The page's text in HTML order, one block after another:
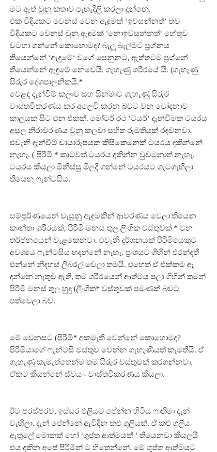
මට ඈත් වුනු කතාව පැහැදිලි කරලා දුන්නේ.
එක විදියකට වෙනස් වෙන ඇඳුමක් ‘ඉවසන්නත්‘ තව
විදියකට වෙනස් වුනු ඇඳුමක් ‘නොඉවසන්නත්‘ හේතුව
වටහා ගන්නේ කොහොමද? බැලූ බැල්මට ප‍්‍රශ්නය
තියෙන්නේ ‘ඇඳුමේ‘ වගේ පෙනුනට, ඇත්තටම ප‍්‍රශ්නේ
තියෙන්නේ ඇඳුමේ නෙවෙයි. ගැහැණු ශරීරයේ යි. (ගැහැණු
සිරුර දේශපාලනිකයි.*
වෙළඳ දැන්වීම් කලාව සහ සිනමාව ගැහැණු සිරුර
වාස්තවීකරණය කර අලෙවි කරන බවට වන චෝදනාව
කාලයක සිට එන එකක්. මෝටර් රථ ‘ටයර්‘ දැන්වීමක ටයරය
අසල නිරාවරණය වුනු කලවා සහිත රූමතියක් රඳවනවා.
එවැනි දැන්වීම් චායාරූපයක කිසිකෙනෙක් ටයරය දකින්නේ
නැහැ. ( පිරිමි * කාටවත් ටයරය දකින්න වුවමනාත් නැහැ.
ටයරය කියලා මිනිස්සු මිලදී ගන්නේ ටයරයට ගැටගැහිලා
තියෙන ෆැන්ටසිය.
සම්පූර්ණයෙන් වැසුනු ඇඳුමකින් ආවරණය වෙලා තියෙන
කාන්තා ශරීරයක්, පිරිමි මනස තුල ලිංගික වස්තුවක් * වන
තර්ජනයෙන් වැළකෙනවා. එවැනි දර්ශනයක් පිරිමියෙකුට
අවශ්‍යය ෆැන්ටසිය හදන්නේ නැහැ. ප‍්‍රංශයට ගිහින් එරන්දතී
එන්නේ නිදහස් ලිබරල් වෙලා තමයි. එහෙත් ඒ එක්කම ඈ
දන්නෙ නැතුව ඇති, තම ශරීරයෙන් ආත්මය පලා ගිහින් තමන්
පිරිමි මනස් තුල හුදු (ලිංගික* වස්තුවක් පමණක් බවට
පත්වෙලා බව.
මේ වෙනසට (පිරිමි* අකමැති වෙන්නේ කොහොමද?
පිරිමියාගේ ෆැන්ටසි වස්තුව වෙන්න ගැහැණියත් කැමතියි. ඒ
ගැහැණු කැමැත්තෙන්ම තම සිරුර වස්තුවක් කරගන්නවා.
ඒකට කියන්නේ ස්වයං- වාස්තවීකරණය කියලා.
ඊට පරස්පරව, ඉස්සර එලියට පේන්න හිටිය ෆාතිමා දැන්
වැහිලා. දැන් පේන්නේ ඇවිදින කළු ගුලියක්. ඒ කළු ගුලිය
ඇතුලේ මොකක් හෝ ‘ගුප්ත ආත්මයක් ‘ තියෙනවා කියලයි
එය දකින අපේ පිරිමින් ට හිතෙන්නේ. මේ ගුප්ත ආත්මයට